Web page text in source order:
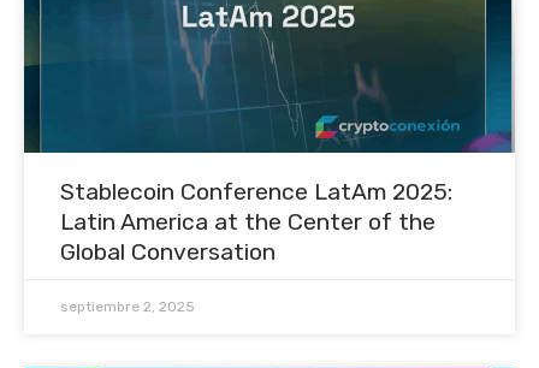
Stablecoin Conference LatAm 2025:
Latin America at the Center of the
Global Conversation
septiembre 2, 2025